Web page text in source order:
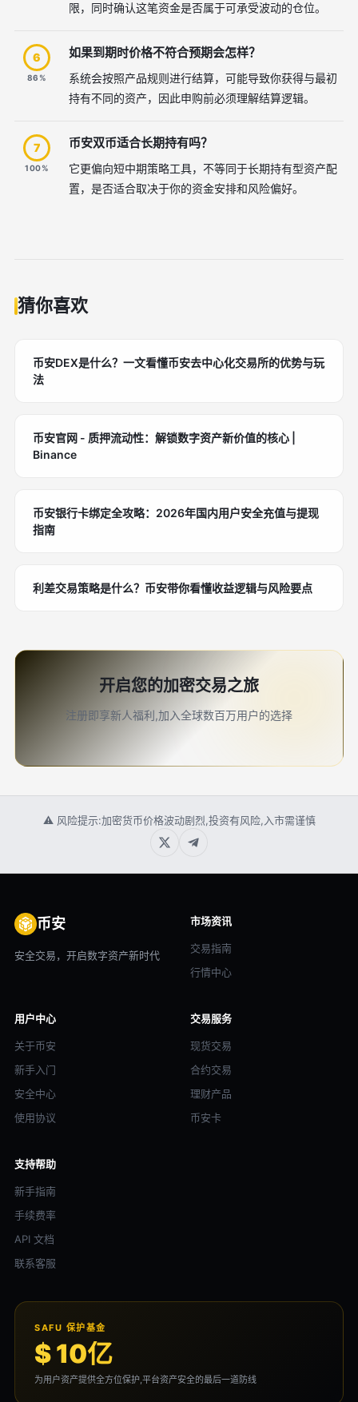
限，同时确认这笔资金是否属于可承受波动的仓位。
6
86%
如果到期时价格不符合预期会怎样？
系统会按照产品规则进行结算，可能导致你获得与最初
持有不同的资产，因此申购前必须理解结算逻辑。
7
100%
币安双币适合长期持有吗？
它更偏向短中期策略工具，不等同于长期持有型资产配
置，是否适合取决于你的资金安排和风险偏好。
猜你喜欢
币安DEX是什么？一文看懂币安去中心化交易所的优势与玩
法
币安官网 - 质押流动性：解锁数字资产新价值的核心 |
Binance
币安银行卡绑定全攻略：2026年国内用户安全充值与提现
指南
利差交易策略是什么？币安带你看懂收益逻辑与风险要点
开启您的加密交易之旅
注册即享新人福利,加入全球数百万用户的选择
⚠ 风险提示:加密货币价格波动剧烈,投资有风险,入市需谨慎
币安
安全交易，开启数字资产新时代
市场资讯
交易指南
行情中心
用户中心
关于币安
新手入门
安全中心
使用协议
交易服务
现货交易
合约交易
理财产品
币安卡
支持帮助
新手指南
手续费率
API 文档
联系客服
SAFU 保护基金
$ 10亿
为用户资产提供全方位保护,平台资产安全的最后一道防线